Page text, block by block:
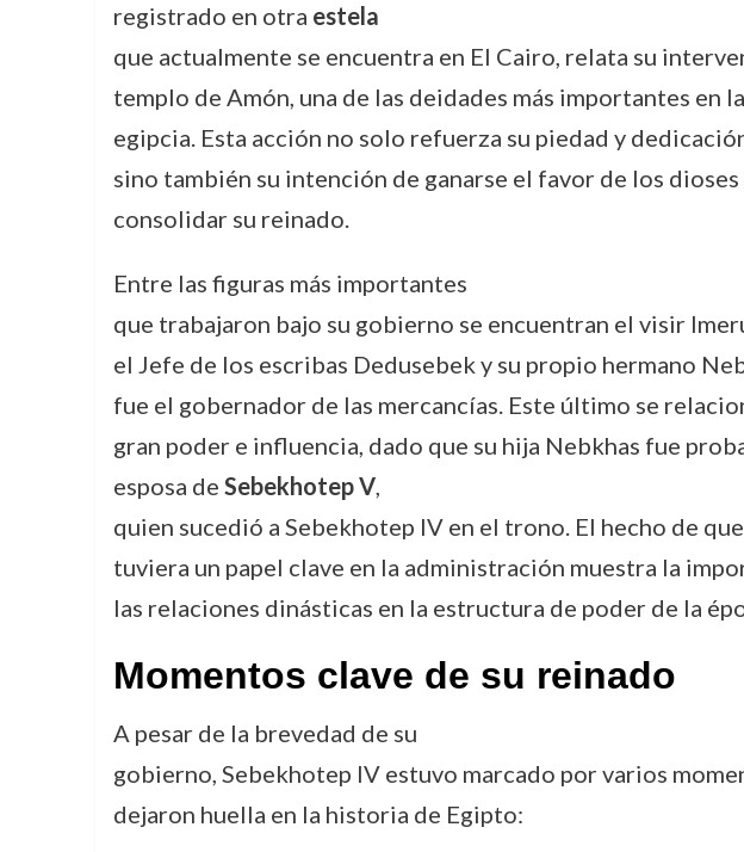
registrado en otra estela
que actualmente se encuentra en El Cairo, relata su
templo de Amón, una de las deidades más importantes en
egipcia. Esta acción no solo refuerza su piedad y
sino también su intención de ganarse el favor de los dioses
consolidar su reinado.
Entre las figuras más importantes
que trabajaron bajo su gobierno se encuentran el visir
el Jefe de los escribas Dedusebek y su propio hermano
fue el gobernador de las mercancías. Este último se
gran poder e influencia, dado que su hija Nebkhas fue
esposa de Sebekhotep V,
quien sucedió a Sebekhotep IV en el trono. El hecho de
tuviera un papel clave en la administración muestra la
las relaciones dinásticas en la estructura de poder de la
Momentos clave de su reinado
A pesar de la brevedad de su
gobierno, Sebekhotep IV estuvo marcado por varios
dejaron huella en la historia de Egipto: